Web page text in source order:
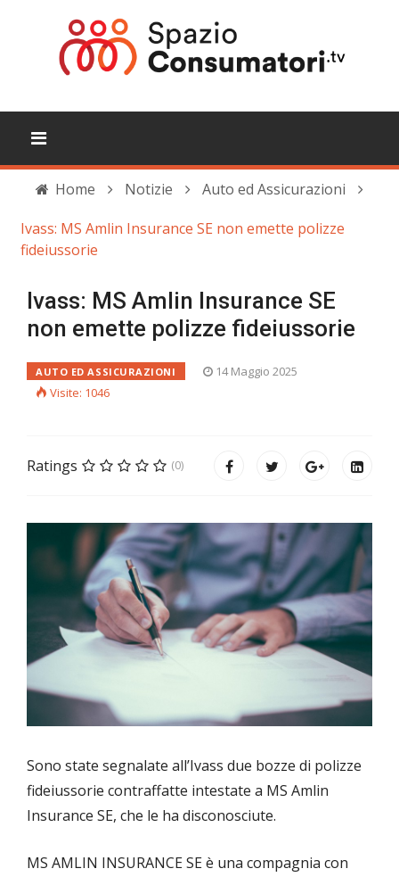
Home Notizie
Auto ed Assicurazioni
Ivass: MS Amlin Insurance SE non emette polizze
fideiussorie
Ivass: MS Amlin Insurance SE
non emette polizze fideiussorie
AUTO ED ASSICURAZIONI
14 Maggio 2025
Visite: 1046
Ratings (0)
Sono state segnalate all’Ivass due bozze di polizze
fideiussorie contraffatte intestate a MS Amlin
Insurance SE, che le ha disconosciute.
MS AMLIN INSURANCE SE è una compagnia con